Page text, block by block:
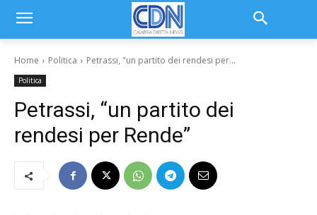
Home Politica Petrassi, "un partito dei rendesi per...
Politica
Petrassi, “un partito dei
rendesi per Rende”